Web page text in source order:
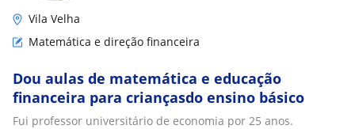
Vila Velha
Matemática e direção financeira
Dou aulas de matemática e educação
financeira para criançasdo ensino básico
Fui professor universitário de economia por 25 anos.